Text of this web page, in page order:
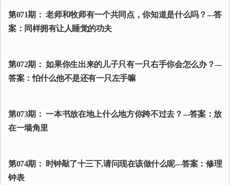
第071期： 老师和牧师有一个共同点，你知道是什么吗？---答
案：同样拥有让人睡觉的功夫
第072期： 如果你生出来的儿子只有一只右手你会怎么办？---
答案：怕什么他不是还有一只左手嘛
第073期： 一本书放在地上什么地方你跨不过去？---答案：放
在一墙角里
第074期： 时钟敲了十三下,请问现在该做什么呢---答案：修理
钟表